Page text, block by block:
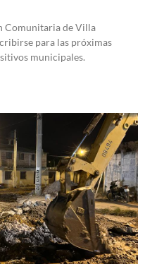
Comunitaria de Villa
para las próximas
municipales.